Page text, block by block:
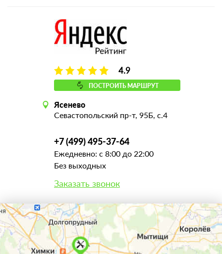
4.9
ПОСТРОИТЬ МАРШРУТ
Ясенево
Севастопольский пр-т, 95Б, с.4
+7 (499) 495-37-64
Ежедневно: с 8:00 до 22:00
Без выходных
Заказать звонок